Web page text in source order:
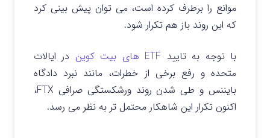
موانع را برطرف کرده است، می توان پیش بینی کرد
که این روند باز هم تکرار شود.
با توجه به تایید ETF های بیت کوین
در ایالات
متحده و رفع برخی از خطرات، مانند نبرد دادگاه
بایننس و طی شدن روند ورشکستگی صرافی FTX،
اکنون تکرار این شاهکار محتمل تر به نظر می رسد.